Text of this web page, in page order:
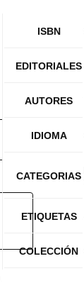
ISBN
EDITORIALES
AUTORES
IDIOMA
CATEGORIAS
ETIQUETAS
COLECCIÓN